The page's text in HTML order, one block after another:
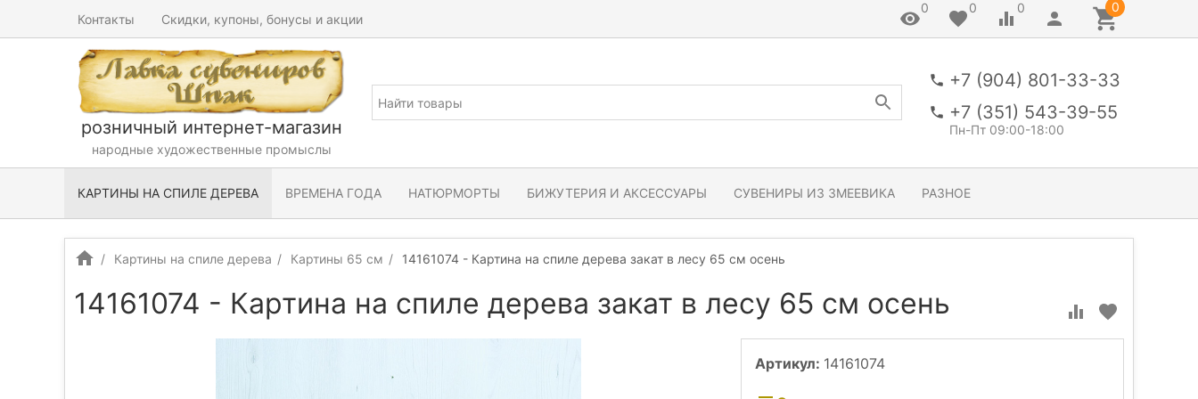
Контакты Скидки, купоны, бонусы и акции
0 0 0 0
розничный интернет-магазин
народные художественные промыслы
+7 (904) 801-33-33
+7 (351) 543-39-55
Пн-Пт 09:00-18:00
КАРТИНЫ НА СПИЛЕ ДЕРЕВА ВРЕМЕНА ГОДА НАТЮРМОРТЫ БИЖУТЕРИЯ И АКСЕССУАРЫ СУВЕНИРЫ ИЗ ЗМЕЕВИКА РАЗНОЕ
Картины на спиле дерева Картины 65 см 14161074 - Картина на спиле дерева закат в лесу 65 см осень
14161074 - Картина на спиле дерева закат в лесу 65 см осень
Артикул: 14161074